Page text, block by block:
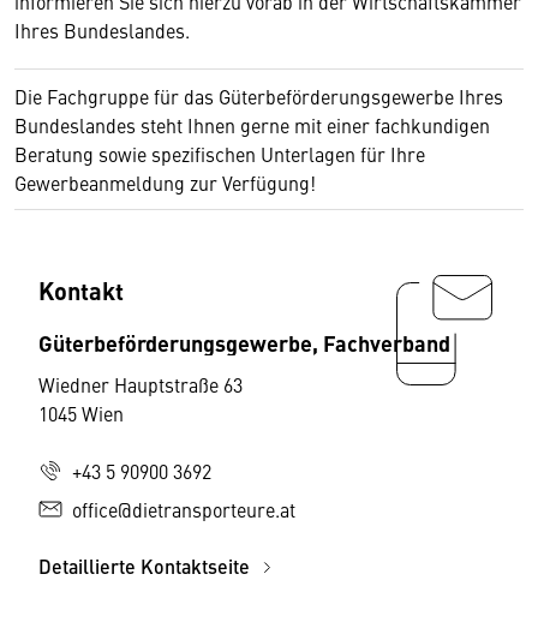
Ihres Bundeslandes.
Die Fachgruppe für das Güterbeförderungsgewerbe Ihres
Bundeslandes steht Ihnen gerne mit einer fachkundigen
Beratung sowie spezifischen Unterlagen für Ihre
Gewerbeanmeldung zur Verfügung!
Kontakt
Güterbeförderungsgewerbe, Fachverband
Wiedner Hauptstraße 63
1045 Wien
+43 5 90900 3692
office@dietransporteure.at
Detaillierte Kontaktseite